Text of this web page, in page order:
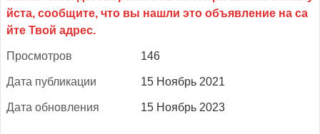
Прос­мотров 146
Да­та пуб­ли­кации 15 Ноябрь 2021
Да­та об­новле­ния 15 Ноябрь 2023